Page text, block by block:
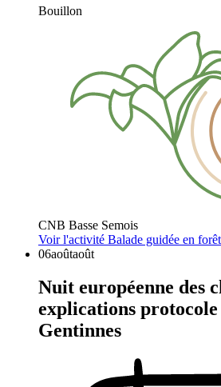
Bouillon
CNB Basse Semois
Voir l'activité Balade guidée en
06aoûtaoût
Nuit européenne des
explications
Gentinnes